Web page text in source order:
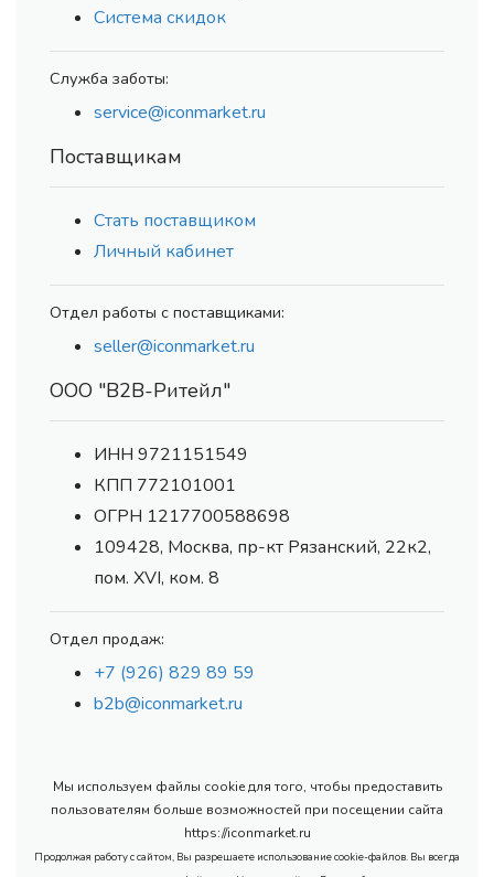
Система скидок
Служба заботы:
service@iconmarket.ru
Поставщикам
Стать поставщиком
Личный кабинет
Отдел работы с поставщиками:
seller@iconmarket.ru
ООО "В2В-Ритейл"
ИНН 9721151549
КПП 772101001
ОГРН 1217700588698
109428, Москва, пр-кт Рязанский, 22к2,
пом. XVI, ком. 8
Отдел продаж:
+7 (926) 829 89 59
b2b@iconmarket.ru
Мы используем файлы cookie для того, чтобы предоставить
пользователям больше возможностей при посещении сайта
https://iconmarket.ru
Продолжая работу с сайтом, Вы разрешаете использование cookie-файлов. Вы всегда